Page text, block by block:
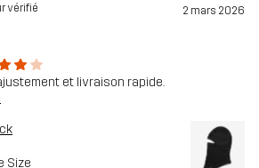
vérifié 2 mars 2026
et livraison rapide.
Size